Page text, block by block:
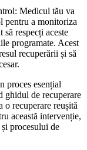
Medicul tău va
pentru a monitoriza
respecți aceste
programate. Acest
recuperării și să
proces esențial
ghidul de recuperare
o recuperare reușită
această intervenție,
și procesului de